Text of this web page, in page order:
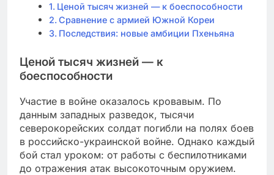
Ценой тысяч жизней — к боеспособности
Сравнение с армией Южной Кореи
Последствия: новые амбиции Пхеньяна
Ценой тысяч жизней — к
боеспособности
Участие в войне оказалось кровавым. По
данным западных разведок, тысячи
северокорейских солдат погибли на полях боев
в российско-украинской войне. Однако каждый
бой стал уроком: от работы с беспилотниками
до отражения атак высокоточным оружием.